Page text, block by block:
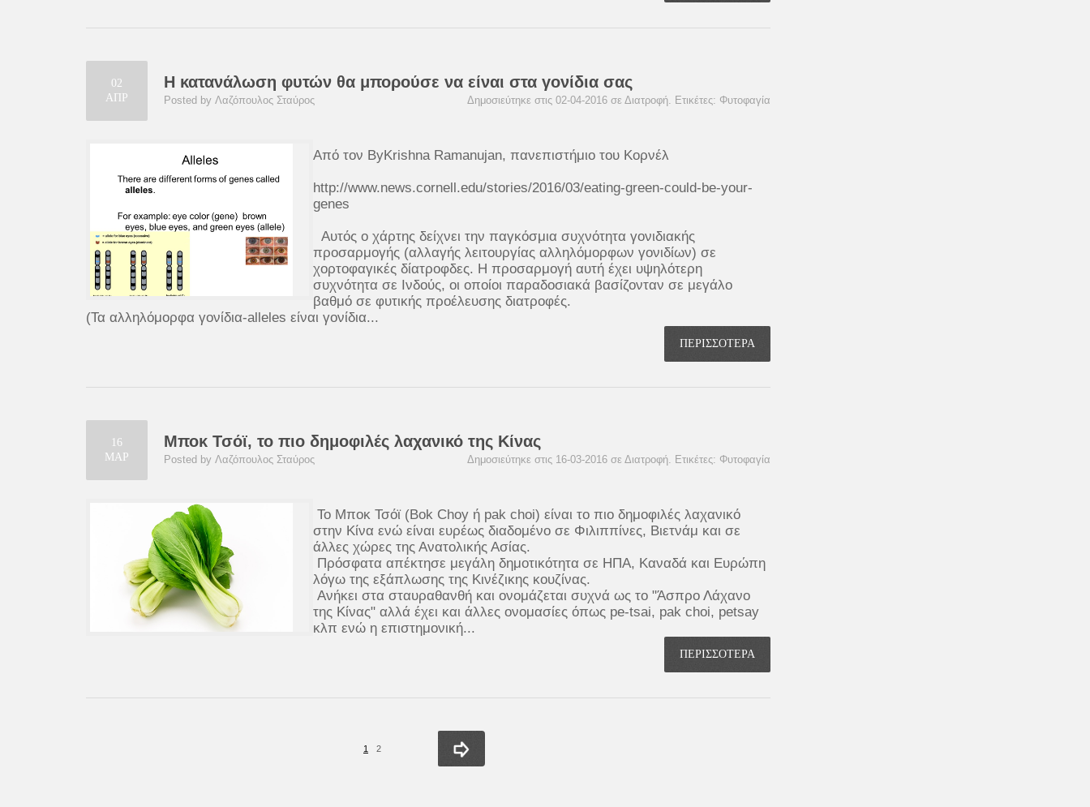
02
ΑΠΡ
Η κατανάλωση φυτών θα μπορούσε να είναι στα γονίδια σας
Posted by Λαζόπουλος Σταύρος Δημοσιεύτηκε στις 02-04-2016 σε Διατροφή. Ετικέτες: Φυτοφαγία
Από τον ByKrishna Ramanujan, πανεπιστήμιο του Κορνέλ
http://www.news.cornell.edu/stories/2016/03/eating-green-could-be-your-
genes
Αυτός ο χάρτης δείχνει την παγκόσμια συχνότητα γονιδιακής
προσαρμογής (αλλαγής λειτουργίας αλληλόμορφων γονιδίων) σε
χορτοφαγικές δίατροφδες. Η προσαρμογή αυτή έχει υψηλότερη
συχνότητα σε Ινδούς, οι οποίοι παραδοσιακά βασίζονταν σε μεγάλο
βαθμό σε φυτικής προέλευσης διατροφές.
(Τα αλληλόμορφα γονίδια-alleles είναι γονίδια...
ΠΕΡΙΣΣΟΤΕΡΑ
16
ΜΑΡ
Μποκ Τσόϊ, το πιο δημοφιλές λαχανικό της Κίνας
Posted by Λαζόπουλος Σταύρος Δημοσιεύτηκε στις 16-03-2016 σε Διατροφή. Ετικέτες: Φυτοφαγία
Το Μποκ Τσόϊ (Bok Choy ή pak choi) είναι το πιο δημοφιλές λαχανικό
στην Κίνα ενώ είναι ευρέως διαδομένο σε Φιλιππίνες, Βιετνάμ και σε
άλλες χώρες της Ανατολικής Ασίας.
Πρόσφατα απέκτησε μεγάλη δημοτικότητα σε ΗΠΑ, Καναδά και Ευρώπη
λόγω της εξάπλωσης της Κινέζικης κουζίνας.
Ανήκει στα σταυραθανθή και ονομάζεται συχνά ως το "Άσπρο Λάχανο
της Κίνας" αλλά έχει και άλλες ονομασίες όπως pe-tsai, pak choi, petsay
κλπ ενώ η επιστημονική...
ΠΕΡΙΣΣΟΤΕΡΑ
1 2